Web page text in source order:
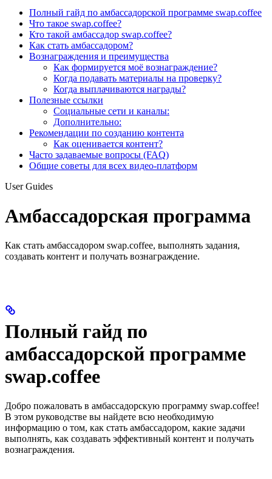
Полный гайд по амбассадорской программе swap.coffee
Что такое swap.coffee?
Кто такой амбассадор swap.coffee?
Как стать амбассадором?
Вознаграждения и преимущества
Как формируется моё вознаграждение?
Когда подавать материалы на проверку?
Когда выплачиваются награды?
Полезные ссылки
Социальные сети и каналы:
Дополнительно:
Рекомендации по созданию контента
Как оценивается контент?
Часто задаваемые вопросы (FAQ)
Общие советы для всех видео-платформ
User Guides
Амбассадорская программа
Как стать амбассадором swap.coffee, выполнять задания,
создавать контент и получать вознаграждение.
Полный гайд по
амбассадорской программе
swap.coffee
Добро пожаловать в амбассадорскую программу swap.coffee!
В этом руководстве вы найдете всю необходимую
информацию о том, как стать амбассадором, какие задачи
выполнять, как создавать эффективный контент и получать
вознаграждения.